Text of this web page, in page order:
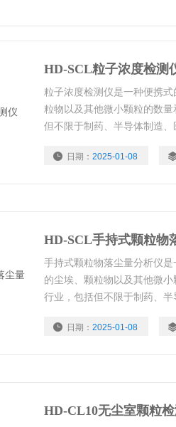
HD-SCL粒子浓度检测
粒子浓度检测仪是一种便携
粒物以及其他微小颗粒的数
但不限于制药、半导体制造
日期： 2025-01-08
HD-SCL手持式颗粒物
手持式颗粒物落尘量分析仪
的尘埃、颗粒物以及其他微
行业，包括但不限于制药、
日期： 2025-01-08
HD-CL10无尘室颗粒